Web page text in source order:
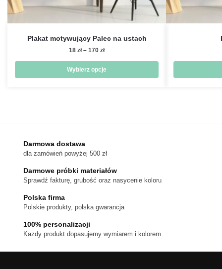
Plakat motywujący Palec na ustach
18 zł – 170 złZakres
od
18 zł
Wybierz opcje
można
wybrać
na
produktu
Darmowa dostawa
dla zamówień powyżej 500 zł
Darmowe próbki materiałów
Sprawdź fakturę, grubość oraz nasycenie koloru
Polska firma
Polskie produkty, polska gwarancja
100% personalizacji
Kazdy produkt dopasujemy wymiarem i kolorem